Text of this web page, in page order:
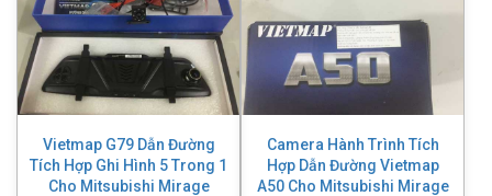
Vietmap G79 Dẫn Đường
Tích Hợp Ghi Hình 5 Trong 1
Cho Mitsubishi Mirage
Camera Hành Trình Tích
Hợp Dẫn Đường Vietmap
A50 Cho Mitsubishi Mirage